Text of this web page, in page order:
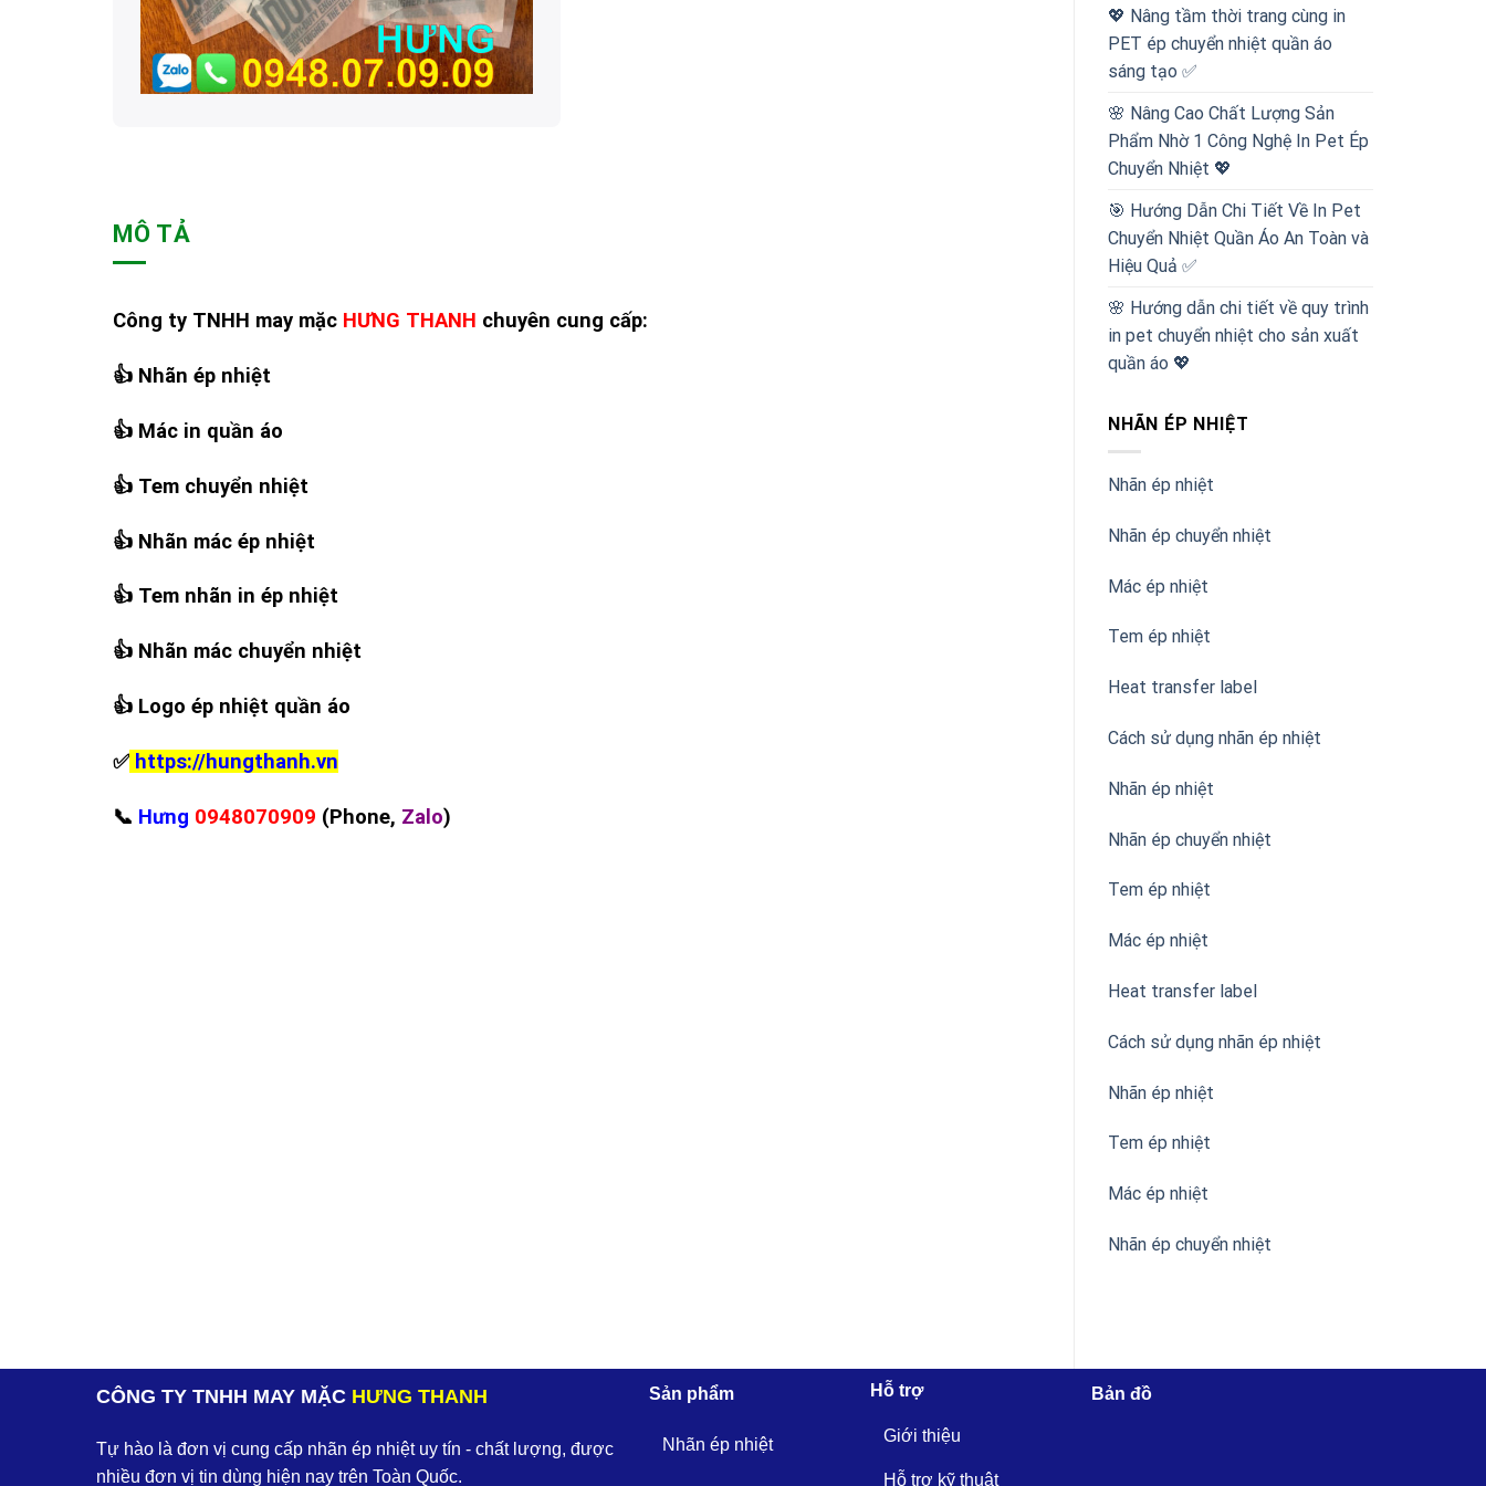
💖 Nâng tầm thời trang cùng in
PET ép chuyển nhiệt quần áo
sáng tạo ✅
🌸 Nâng Cao Chất Lượng Sản
Phẩm Nhờ 1 Công Nghệ In Pet Ép
Chuyển Nhiệt 💖
🎯 Hướng Dẫn Chi Tiết Về In Pet
Chuyển Nhiệt Quần Áo An Toàn và
Hiệu Quả ✅
🌸 Hướng dẫn chi tiết về quy trình
in pet chuyển nhiệt cho sản xuất
quần áo 💖
NHÃN ÉP NHIỆT
Nhãn ép nhiệt
Nhãn ép chuyển nhiệt
Mác ép nhiệt
Tem ép nhiệt
Heat transfer label
Cách sử dụng nhãn ép nhiệt
Nhãn ép nhiệt
Nhãn ép chuyển nhiệt
Tem ép nhiệt
Mác ép nhiệt
Heat transfer label
Cách sử dụng nhãn ép nhiệt
Nhãn ép nhiệt
Tem ép nhiệt
Mác ép nhiệt
Nhãn ép chuyển nhiệt
MÔ TẢ
Công ty TNHH may mặc HƯNG THANH chuyên cung cấp:
👍 Nhãn ép nhiệt
👍 Mác in quần áo
👍 Tem chuyển nhiệt
👍 Nhãn mác ép nhiệt
👍 Tem nhãn in ép nhiệt
👍 Nhãn mác chuyển nhiệt
👍 Logo ép nhiệt quần áo
✅ https://hungthanh.vn
📞 Hưng 0948070909 (Phone, Zalo)
CÔNG TY TNHH MAY MẶC HƯNG THANH
Tự hào là đơn vị cung cấp nhãn ép nhiệt uy tín - chất lượng, được
nhiều đơn vị tin dùng hiện nay trên Toàn Quốc.
Sản phẩm
Nhãn ép nhiệt
Hỗ trợ
Giới thiệu
Hỗ trợ kỹ thuật
Bản đồ